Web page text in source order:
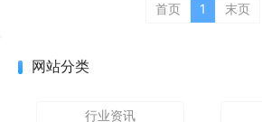
首页 1 末页
网站分类
行业资讯